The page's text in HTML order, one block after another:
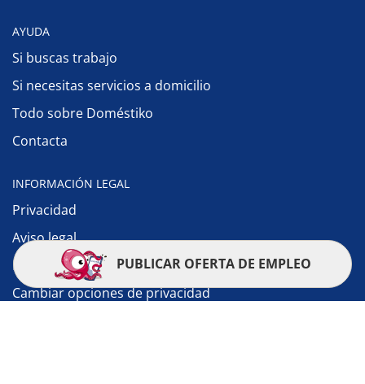
AYUDA
Si buscas trabajo
Si necesitas servicios a domicilio
Todo sobre Doméstiko
Contacta
INFORMACIÓN LEGAL
Privacidad
Aviso legal
Política de cookies
Cambiar opciones de privacidad
PUBLICAR OFERTA DE EMPLEO